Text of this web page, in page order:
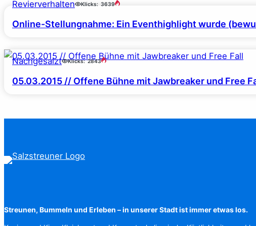
Revierverhalten Klicks: 3639
Online-Stellungnahme: Ein Eventhighlight wurde
Nachgesalzt Klicks: 2843
05.03.2015 // Offene Bühne mit Jawbreaker und Free
Streunen, Bummeln und Erleben – in unserer Stadt ist immer etwas los.